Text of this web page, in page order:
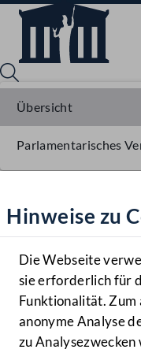
Hilfe
Benutzer
MENÜ
Hinweise zu
Die Webseite
sie erforderlich für
Funktionalität. Zum
anonyme Analyse
zu
Übersicht
Parlamentarisches